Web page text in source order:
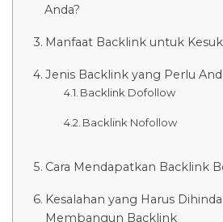
Anda?
Manfaat Backlink untuk
Jenis Backlink yang Perlu
Backlink Dofollow
Backlink Nofollow
Cara Mendapatkan Backlink
Kesalahan yang Harus
Membangun Backlink